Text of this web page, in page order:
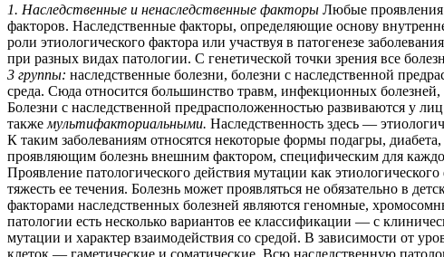
1. Наследственные и ненаследственные факторы Любые проявления
факторов. Наследственные факторы, определяющие основу
роли этиологического фактора или участвуя в патогенезе
при разных видах патологии. С генетической точки зрения все
3 группы: наследственные болезни, болезни с наследственной
среда. Сюда относится большинство травм, инфекционных болезней,
Болезни с наследственной предрасположенностью развиваются у
также мультифакториальными. Наследственность здесь —
К таким заболеваниям относятся некоторые формы подагры,
проявляющим болезнь внешним фактором, специфическим для
Проявление патологического действия мутации как
тяжесть ее течения. Болезнь может проявляться не обязательно в
факторами наследственных болезней являются геномные,
патологии есть несколько вариантов ее классификации — с
мутации и характер взаимодействия со средой. В зависимости от
клеток — гаметические и соматические. Всю наследственную